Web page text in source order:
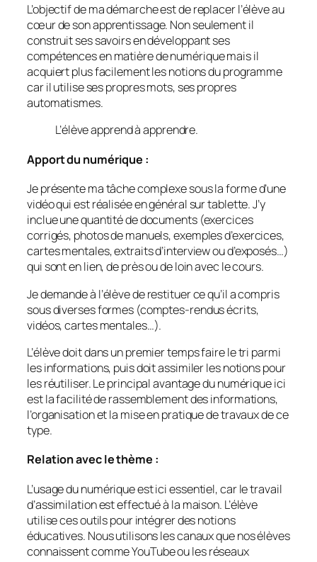
L’objectif de ma démarche est de replacer l’élève au
cœur de son apprentissage. Non seulement il
construit ses savoirs en développant ses
compétences en matière de numérique mais il
acquiert plus facilement les notions du programme
car il utilise ses propres mots, ses propres
automatismes.
L’élève apprend à apprendre.
Apport du numérique :
Je présente ma tâche complexe sous la forme d’une
vidéo qui est réalisée en général sur tablette. J’y
inclue une quantité de documents (exercices
corrigés, photos de manuels, exemples d’exercices,
cartes mentales, extraits d’interview ou d’exposés…)
qui sont en lien, de près ou de loin avec le cours.
Je demande à l’élève de restituer ce qu’il a compris
sous diverses formes (comptes-rendus écrits,
vidéos, cartes mentales…).
L’élève doit dans un premier temps faire le tri parmi
les informations, puis doit assimiler les notions pour
les réutiliser. Le principal avantage du numérique ici
est la facilité de rassemblement des informations,
l’organisation et la mise en pratique de travaux de ce
type.
Relation avec le thème :
L’usage du numérique est ici essentiel, car le travail
d’assimilation est effectué à la maison. L’élève
utilise ces outils pour intégrer des notions
éducatives. Nous utilisons les canaux que nos élèves
connaissent comme YouTube ou les réseaux